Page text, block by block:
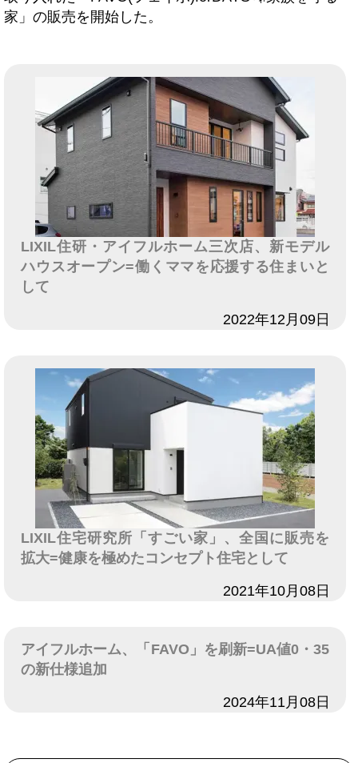
家」の販売を開始した。
LIXIL住研・アイフルホーム三次店、新モデル
ハウスオープン=働くママを応援する住まいと
して
2022年12月09日
LIXIL住宅研究所「すごい家」、全国に販売を
拡大=健康を極めたコンセプト住宅として
2021年10月08日
アイフルホーム、「FAVO」を刷新=UA値0・35
の新仕様追加
2024年11月08日